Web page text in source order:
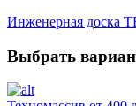
Инженерная
Выбрать